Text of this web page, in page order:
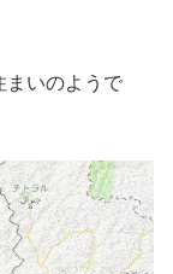
まいのようで